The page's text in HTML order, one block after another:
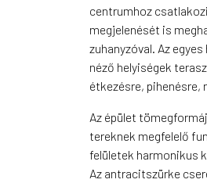
centrumhoz
megjelenését is
zuhanyzóval. Az
néző helyiségek
étkezésre, pihenésre,
Az épület
tereknek megfelelő
felületek harmonikus
Az antracitszürke